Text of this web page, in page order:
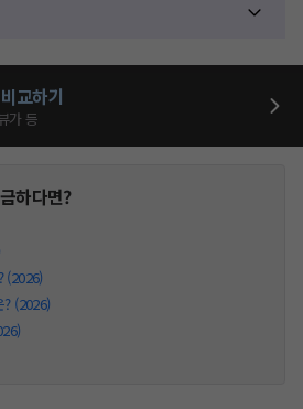
교하기
가 등
하다면?
(2026)
(2026)